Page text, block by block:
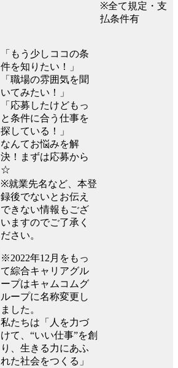
※全て規定・支
払条件有
「もう少しココの条
件を知りたい！」
「職場の雰囲気を聞
いてみたい！」
「応募したけどもっ
と条件に合う仕事を
探している！」
なんてお悩みを解
決！まずは応募から
☆
※就業先名など、本登
録後でないとお伝え
できない情報もござ
いますのでご了承く
ださい。
※2022年12月をもっ
て綜合キャリアグル
ープはキャムコムグ
ループに名称変更し
ました。
私たちは「人を力づ
けて、“いい仕事”を創
り、生きる力にあふ
れた社会をつくる」